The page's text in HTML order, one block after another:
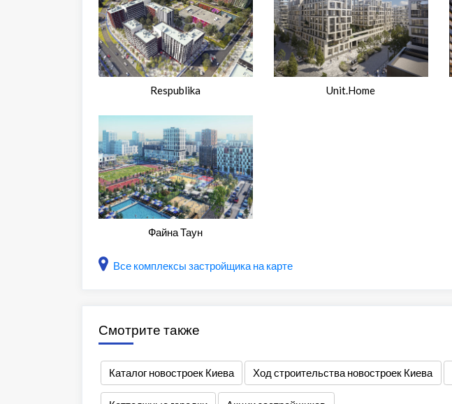
Respublika Unit.Home
Файна Таун
Все комплексы застройщика на карте
Смотрите также
Каталог новостроек Киева Ход строительства новостроек Киева